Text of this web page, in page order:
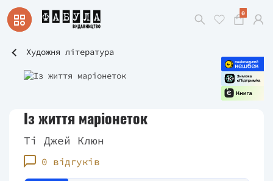
0
Художня література
Із життя маріонеток
Ті Джей Клюн
0 відгуків